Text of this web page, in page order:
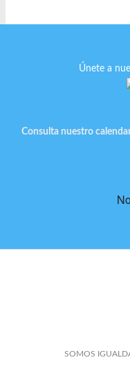
Únete a
Consulta nuestro
SOMOS